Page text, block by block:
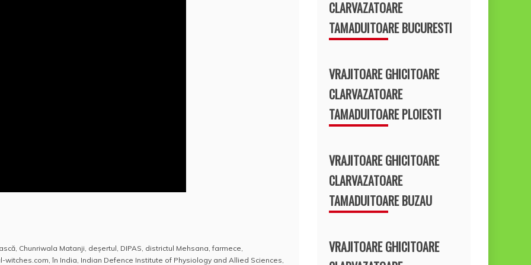
, Chunriwala Matanji, deșertul, DIPAS, districtul Mehsana,farmece,
witches.com, în India, Indian Defence Institute of Physiology and Allied Sciences,
CLARVAZATOARE
TAMADUITOARE BUCURESTI
VRAJITOARE GHICITOARE
CLARVAZATOARE
TAMADUITOARE PLOIESTI
VRAJITOARE GHICITOARE
CLARVAZATOARE
TAMADUITOARE BUZAU
VRAJITOARE GHICITOARE